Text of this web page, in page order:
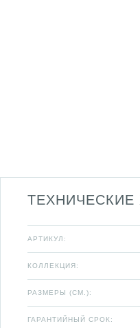
ТЕХНИЧЕСКИЕ
АРТИКУЛ:
КОЛЛЕКЦИЯ:
РАЗМЕРЫ (СМ.):
ГАРАНТИЙНЫЙ СРОК: